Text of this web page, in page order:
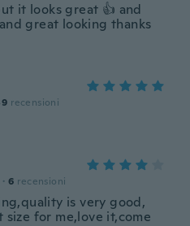
it looks great 👍 and
great looking thanks
recensioni
· 6 recensioni
is very good,
for me,love it,come